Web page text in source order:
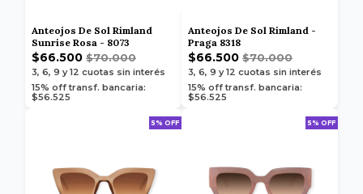
Anteojos De Sol Rimland
Sunrise Rosa - 8073
$66.500 $70.000
3, 6, 9 y 12 cuotas sin interés
15% off transf. bancaria:
$56.525
Anteojos De Sol Rimland -
Praga 8318
$66.500 $70.000
3, 6, 9 y 12 cuotas sin interés
15% off transf. bancaria:
$56.525
5% OFF 5% OFF